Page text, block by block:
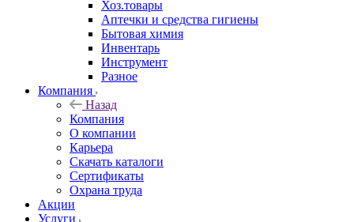
Хоз.товары
Аптечки и средства гигиены
Бытовая химия
Инвентарь
Инструмент
Разное
Компания
Назад
Компания
О компании
Карьера
Cкачать каталоги
Сертификаты
Охрана труда
Акции
Услуги